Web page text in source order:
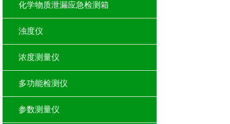
化学物质泄漏应急检测箱
浊度仪
浓度测量仪
多功能检测仪
参数测量仪